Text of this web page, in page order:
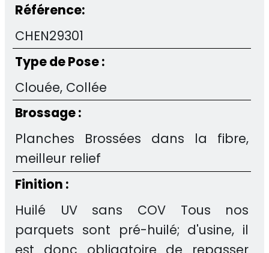
Référence:
CHEN29301
Type de Pose :
Clouée, Collée
Brossage :
Planches Brossées dans la fibre,
meilleur relief
Finition :
Huilé UV sans COV Tous nos
parquets sont pré-huilé; d'usine, il